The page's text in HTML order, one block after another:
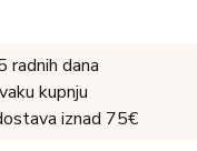
radnih dana
kupnju
iznad 75€